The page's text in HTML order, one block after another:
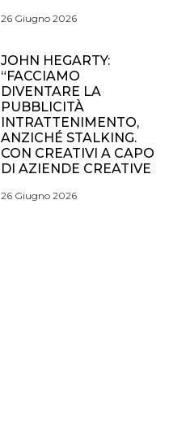
26 Giugno 2026
JOHN HEGARTY:
“FACCIAMO
DIVENTARE LA
PUBBLICITÀ
INTRATTENIMENTO,
ANZICHÉ STALKING.
CON CREATIVI A CAPO
DI AZIENDE CREATIVE
26 Giugno 2026